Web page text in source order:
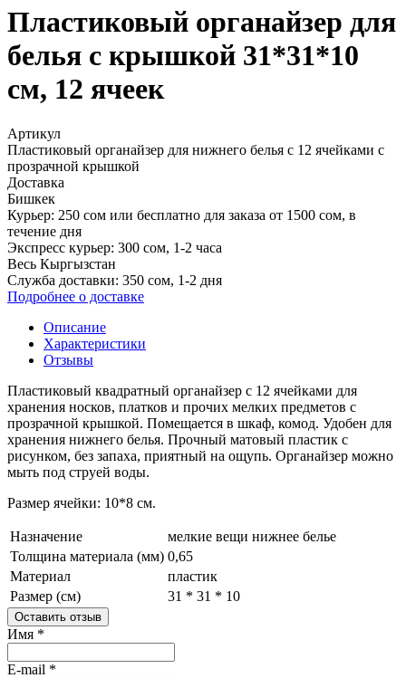
Пластиковый органайзер для
белья с крышкой 31*31*10
см, 12 ячеек
Артикул
Пластиковый органайзер для нижнего белья с 12 ячейками с
прозрачной крышкой
Доставка
Бишкек
Курьер: 250 сом или бесплатно для заказа от 1500 сом, в
течение дня
Экспресс курьер: 300 сом, 1-2 часа
Весь Кыргызстан
Служба доставки: 350 сом, 1‑2 дня
Подробнее о доставке
Описание
Характеристики
Отзывы
Пластиковый квадратный органайзер с 12 ячейками для
хранения носков, платков и прочих мелких предметов с
прозрачной крышкой. Помещается в шкаф, комод. Удобен для
хранения нижнего белья. Прочный матовый пластик с
рисунком, без запаха, приятный на ощупь. Органайзер можно
мыть под струей воды.
Размер ячейки: 10*8 см.
Назначение мелкие вещи нижнее белье
Толщина материала (мм) 0,65
Материал
пластик
Размер (см)
31 * 31 * 10
Оставить отзыв
Имя *
E-mail *